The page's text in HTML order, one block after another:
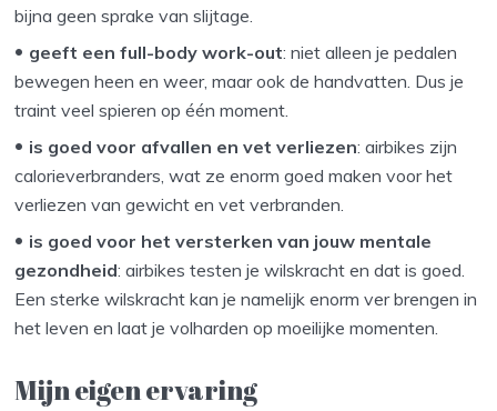
bijna geen sprake van slijtage.
geeft een full-body work-out: niet alleen je pedalen
bewegen heen en weer, maar ook de handvatten. Dus je
traint veel spieren op één moment.
is goed voor afvallen en vet verliezen: airbikes zijn
calorieverbranders, wat ze enorm goed maken voor het
verliezen van gewicht en vet verbranden.
is goed voor het versterken van jouw mentale
gezondheid: airbikes testen je wilskracht en dat is goed.
Een sterke wilskracht kan je namelijk enorm ver brengen in
het leven en laat je volharden op moeilijke momenten.
Mijn eigen ervaring